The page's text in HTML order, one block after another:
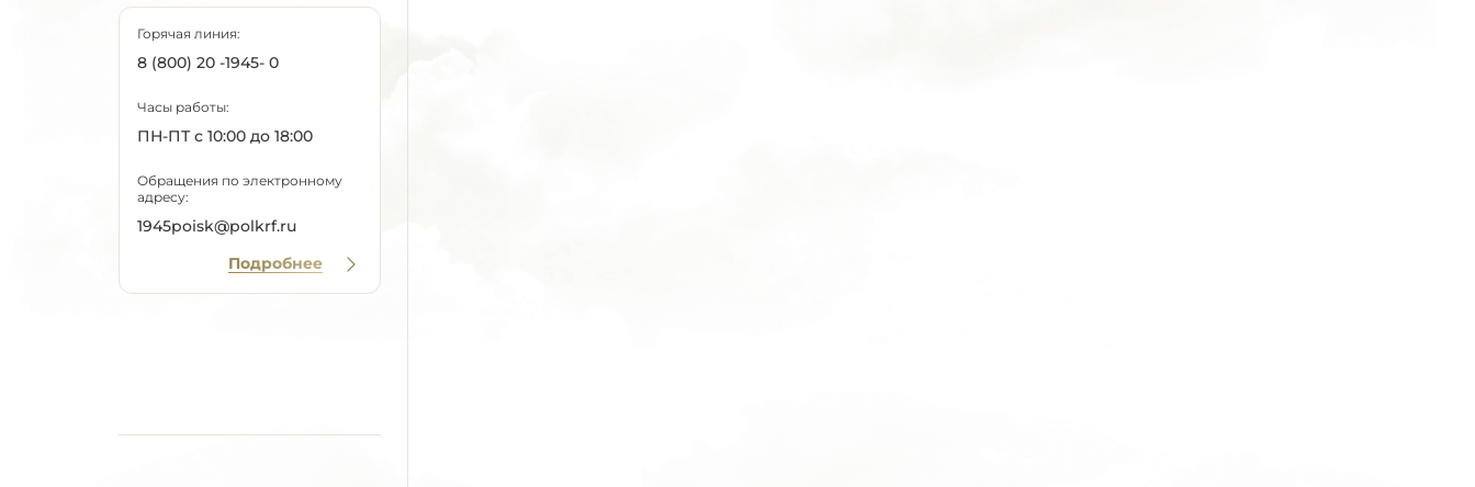
Горячая линия:
8 (800) 20 -1945- 0
Часы работы:
ПН-ПТ с 10:00 до 18:00
Обращения по электронному
адресу:
1945poisk@polkrf.ru
Подробнее